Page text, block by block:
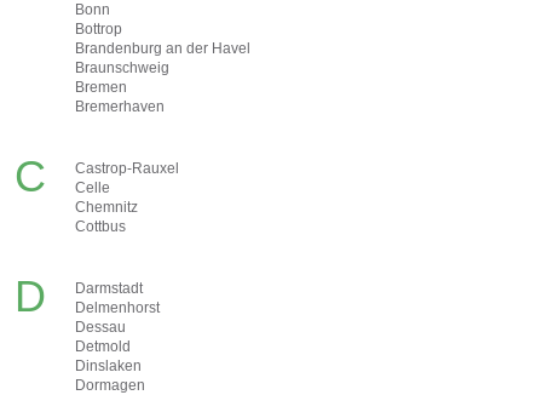
Bonn
Bottrop
Brandenburg an der Havel
Braunschweig
Bremen
Bremerhaven
C
Castrop-Rauxel
Celle
Chemnitz
Cottbus
D
Darmstadt
Delmenhorst
Dessau
Detmold
Dinslaken
Dormagen